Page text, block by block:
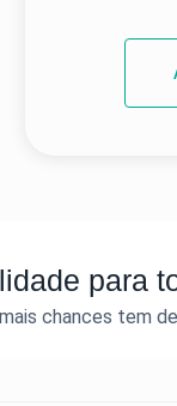
para
chances tem